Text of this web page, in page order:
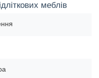
меблів